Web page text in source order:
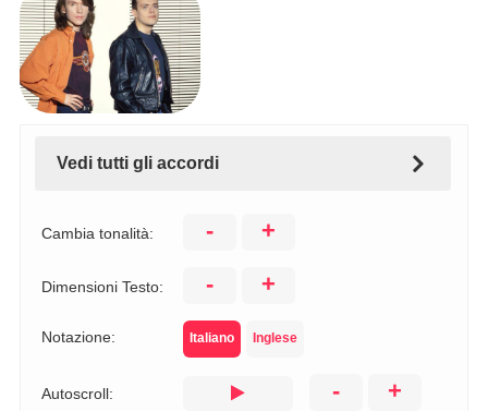
Vedi tutti gli accordi
Cambia tonalità: - +
Dimensioni Testo: - +
Notazione: Italiano Inglese
Autoscroll: - +